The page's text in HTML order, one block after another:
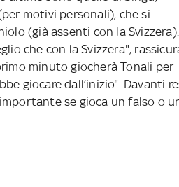
motivi personali), che si
(già assenti con la
che con la Svizzera",
minuto giocherà Tonali per
giocare dall’inizio". Davanti
se gioca un falso o